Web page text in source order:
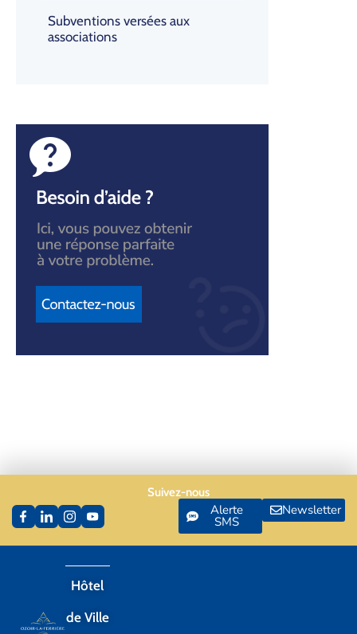
Subventions versées aux
associations
Hôtel
de Ville
Suivez-nous
Alerte
SMS
Newsletter